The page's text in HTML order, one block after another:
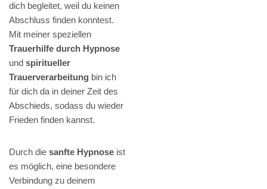
dich begleitet, weil du keinen
Abschluss finden konntest.
Mit meiner speziellen
Trauerhilfe durch Hypnose
und spiritueller
Trauerverarbeitung bin ich
für dich da in deiner Zeit des
Abschieds, sodass du wieder
Frieden finden kannst.
Durch die sanfte Hypnose ist
es möglich, eine besondere
Verbindung zu deinem